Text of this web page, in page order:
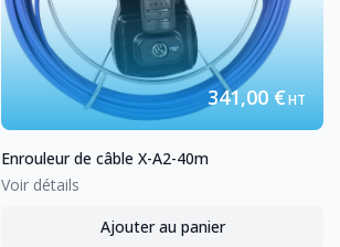
Enrouleur de câble X-A2-40m
Voir détails
341,00 €HT
Ajouter au panier
,Enrouleur de câble